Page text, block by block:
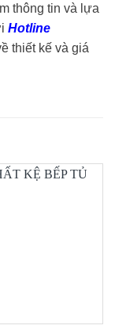
thông tin và lựa
Hotline
thiết kế và giá